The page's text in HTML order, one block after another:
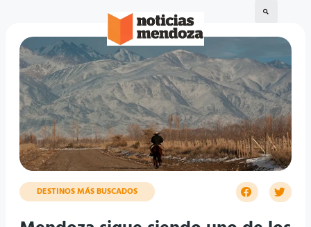
DESTINOS MÁS BUSCADOS